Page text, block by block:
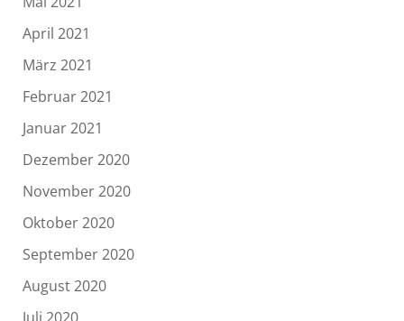
April 2021
März 2021
Februar 2021
Januar 2021
Dezember 2020
November 2020
Oktober 2020
September 2020
August 2020